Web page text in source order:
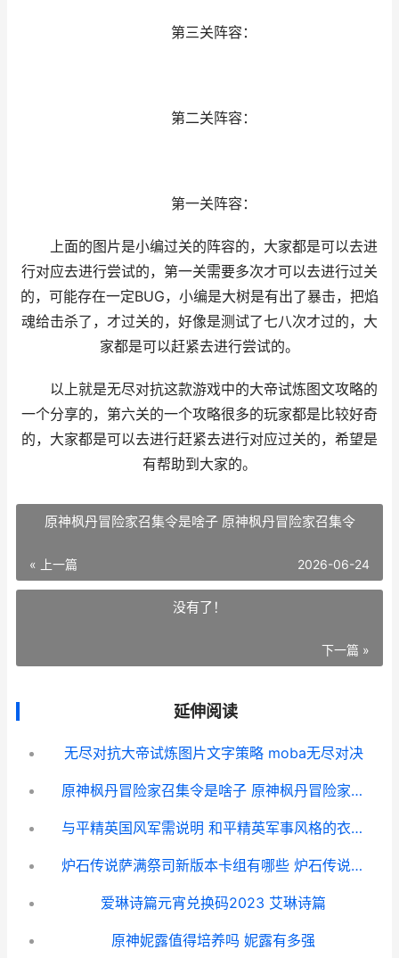
第三关阵容：
第二关阵容：
第一关阵容：
上面的图片是小编过关的阵容的，大家都是可以去进
行对应去进行尝试的，第一关需要多次才可以去进行过关
的，可能存在一定BUG，小编是大树是有出了暴击，把焰
魂给击杀了，才过关的，好像是测试了七八次才过的，大
家都是可以赶紧去进行尝试的。
以上就是无尽对抗这款游戏中的大帝试炼图文攻略的
一个分享的，第六关的一个攻略很多的玩家都是比较好奇
的，大家都是可以去进行赶紧去进行对应过关的，希望是
有帮助到大家的。
原神枫丹冒险家召集令是啥子 原神枫丹冒险家召集令
« 上一篇 2026-06-24
没有了！
下一篇 »
延伸阅读
无尽对抗大帝试炼图片文字策略 moba无尽对决
原神枫丹冒险家召集令是啥子 原神枫丹冒险家召集令
与平精英国风军需说明 和平精英军事风格的衣服_1
炉石传说萨满祭司新版本卡组有哪些 炉石传说萨满祭祀最佳牌组配置
爱琳诗篇元宵兑换码2023 艾琳诗篇
原神妮露值得培养吗 妮露有多强